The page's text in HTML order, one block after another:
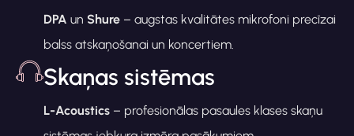
DPA un Shure – augstas kvalitātes mikrofoni precīzai
balss atskaņošanai un koncertiem.
Skaņas sistēmas
L-Acoustics – profesionālas pasaules klases skaņu